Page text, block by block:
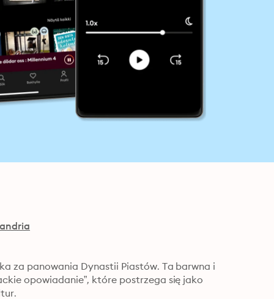
za panowania Dynastii Piastów. Ta barwna i
opowiadanie”, które postrzega się jako